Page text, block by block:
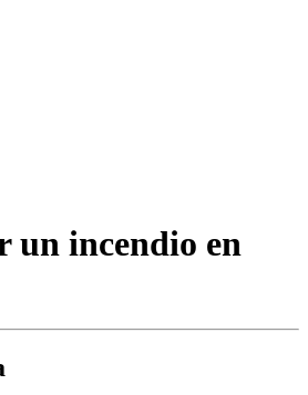
un incendio en